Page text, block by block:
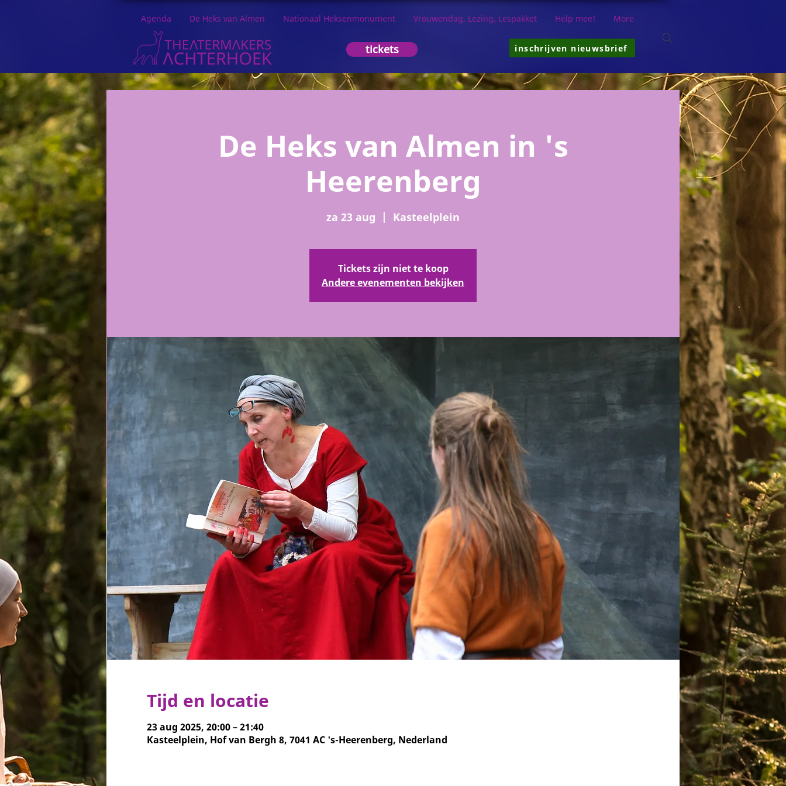
Agenda De Heks van Almen Nationaal Heksenmonument Vrouwendag, Lezing, Lespakket Help mee! More
tickets inschrijven nieuwsbrief
De Heks van Almen in 's
Heerenberg
za 23 aug
  |
Kasteelplein
Tickets zijn niet te koop
Andere evenementen bekijken
Tijd en locatie
23 aug 2025, 20:00 – 21:40
Kasteelplein, Hof van Bergh 8, 7041 AC 's-Heerenberg, Nederland